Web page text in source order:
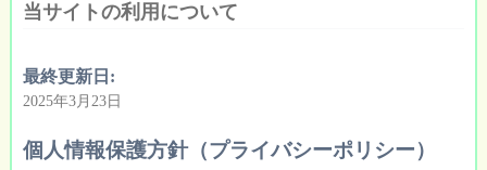
当サイトの利用について
最終更新日:
2025年3月23日
個人情報保護方針（プライバシーポリシー）